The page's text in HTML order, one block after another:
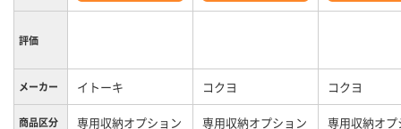
評価
メーカー イトーキ コクヨ コクヨ
商品区分 専用収納オプション 専用収納オプション 専用収納オプ